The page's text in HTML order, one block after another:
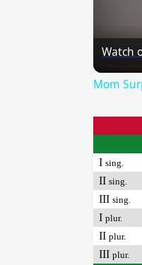
Watch
Mom
I sing.
II sing.
III sing.
I plur.
II plur.
III plur.